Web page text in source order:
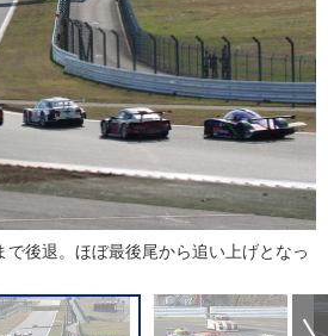
で後退。ほぼ最後尾から追い上げとなっ